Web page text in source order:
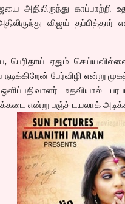
அதிலிருந்து
விஜய்
பெரிதாய் ஏதும்
நடிக்கிறேன் பேர்விழி என்று
ஒளிப்பதிவாளர் உதவியால்
என்று பஞ்ச் டயலாக்